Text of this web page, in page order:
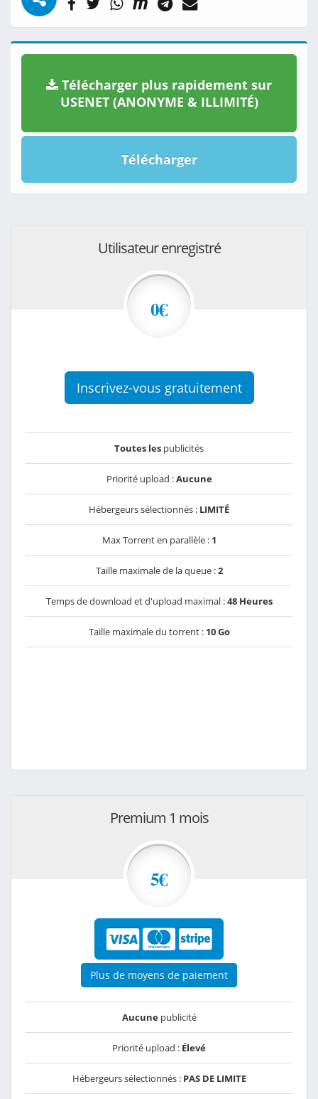
Télécharger plus rapidement sur
USENET (ANONYME & ILLIMITÉ)
Télécharger
Utilisateur enregistré
0€
Inscrivez-vous gratuitement
Toutes les publicités
Priorité upload :Aucune
Hébergeurs sélectionnés : LIMITÉ
Max Torrent en parallèle : 1
Taille maximale de la queue :2
Temps de download et d'upload maximal :48 Heures
Taille maximale du torrent : 10 Go
Premium 1 mois
5€
Plus de moyens de paiement
Aucunepublicité
Priorité upload : Élevé
Hébergeurs sélectionnés : PAS DE LIMITE